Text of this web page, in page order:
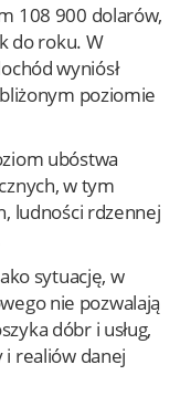
108 900 dolarów,
do roku. W
wyniósł
poziomie
ubóstwa
w tym
ludności rdzennej
sytuację, w
nie pozwalają
dóbr i usług,
realiów danej